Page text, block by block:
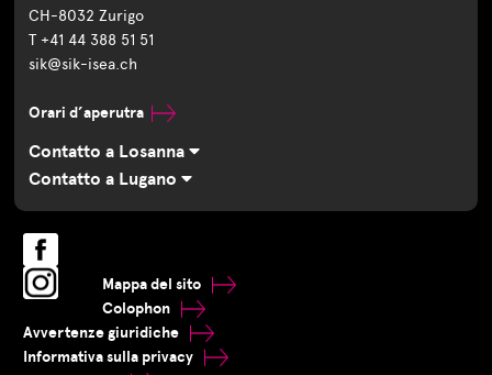
CH-8032 Zurigo
T +41 44 388 51 51
sik@sik-isea.ch
Orari d’aperutra
Contatto a Losanna
Contatto a Lugano
Mappa del sito
Colophon
Avvertenze giuridiche
Informativa sulla privacy